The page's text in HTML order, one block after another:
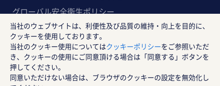
グローバル安全衛生ポリシー
マルチステークホルダー方針
ランスタッド株式会社
〒102-8578 東京都千代田区紀尾井町4-1 ニューオー
タニガーデンコート21F
当社のウェブサイトは、利便性及び品質の維持・向上を目的に、
クッキーを使用しております。
当社のクッキー使用についてはクッキーポリシーをご参照いただ
き、クッキーの使用にご同意頂ける場合は「同意する」ボタンを
押してください。
同意いただけない場合は、ブラウザのクッキーの設定を無効化し